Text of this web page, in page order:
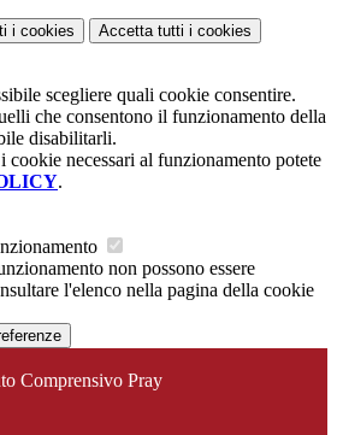
i cookies Accetta tutti i cookies
scegliere quali cookie consentire.
che consentono il funzionamento della
disabilitarli.
cookie necessari al funzionamento potete
.
non possono essere
l'elenco nella pagina della cookie
Comprensivo Pray